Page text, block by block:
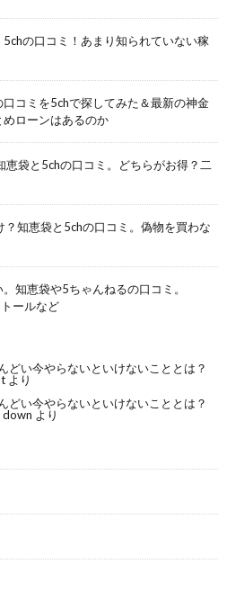
の口コミ！あまり知られていない稼
コミを5chで探してみた＆最新の神金
ローンはあるのか
袋と5chの口コミ。どちらがお得？二
知恵袋と5chの口コミ。偽物を買わな
知恵袋や5ちゃんねるの口コミ。
ールなど
どい今やらないといけないこととは？
より
どい今やらないといけないこととは？
down より